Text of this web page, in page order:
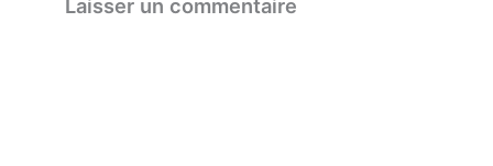
Laisser un commentaire